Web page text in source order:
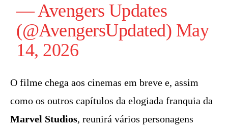
— Avengers Updates
(@AvengersUpdated) May
14, 2026
O filme chega aos cinemas em breve e, assim
como os outros capítulos da elogiada franquia da
Marvel Studios, reunirá vários personagens